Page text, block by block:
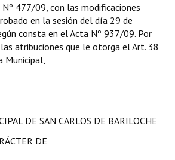
477/09, con las modificaciones
en la sesión del día 29 de
consta en el Acta Nº 937/09. Por
atribuciones que le otorga el Art. 38
Municipal,
DE SAN CARLOS DE BARILOCHE
DE